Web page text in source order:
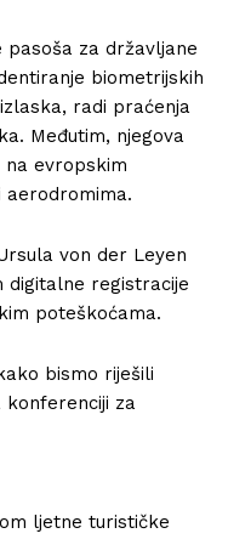
pasoša za državljane
biometrijskih
radi praćenja
Međutim, njegova
na evropskim
aerodromima.
von der Leyen
digitalne registracije
poteškoćama.
bismo riješili
konferenciji za
ljetne turističke